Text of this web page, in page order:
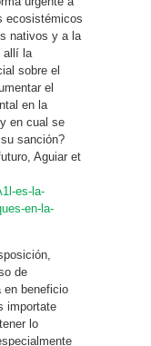
ecosistémicos
nativos y a la
allí la
sobre el
el
en la
en cual se
sanción?
Aguiar et
es-la-
en-la-
de
en beneficio
importate
lo